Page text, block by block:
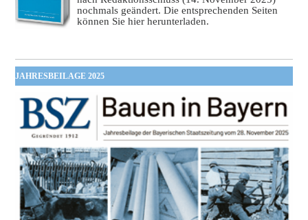
nochmals geändert. Die entsprechenden Seiten
können Sie hier herunterladen.
JAHRESBEILAGE 2025